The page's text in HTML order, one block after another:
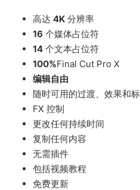
高达 4K 分辨率
16 个媒体占位符
14 个文本占位符
100%Final Cut Pro X
编辑自由
随时可用的过渡、效果和
FX 控制
更改任何持续时间
复制任何内容
无需插件
包括视频教程
免费更新